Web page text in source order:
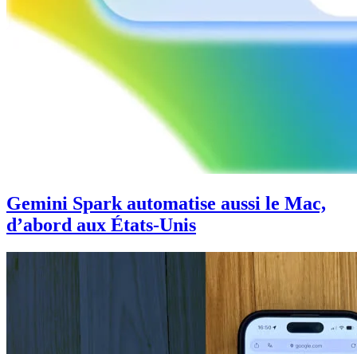
Gemini Spark automatise aussi le Mac,
d’abord aux États-Unis